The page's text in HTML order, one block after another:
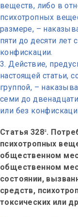
веществ, либо в
психотропных
размере, –
пяти до десяти лет
конфискации.
Действие,
настоящей статьи,
группой, –
семи до
или без
Статья 3282.
психотропных
общественном
общественном
состоянии,
средств,
токсических или